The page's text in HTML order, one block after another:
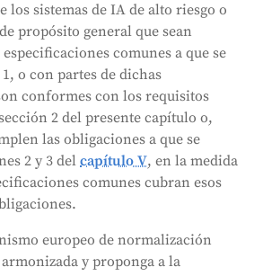
los sistemas de IA de alto riesgo o
propósito general que sean
comunes a que se
o con partes de dichas
conformes con los requisitos
2 del presente capítulo o,
las obligaciones a que se
2 y 3 delcapítulo V, en la medida
comunes cubran esos
europeo de normalización
y proponga a la